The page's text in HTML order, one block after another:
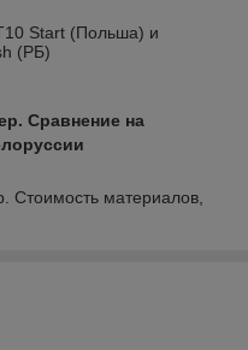
Start (Польша) и
(РБ)
Сравнение на
материалов,